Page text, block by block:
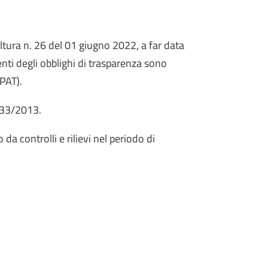
n. 26 del 01 giugno 2022, a far data
degli obblighi di trasparenza sono
2013.
da controlli e rilievi nel periodo di